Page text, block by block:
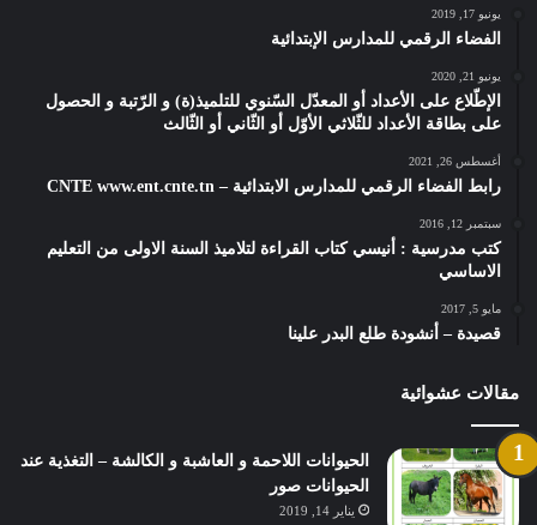
يونيو 17, 2019
الفضاء الرقمي للمدارس الإبتدائية
يونيو 21, 2020
الإطّلاع على الأعداد أو المعدّل السّنوي للتلميذ(ة) و الرّتبة و الحصول
على بطاقة الأعداد للثّلاثي الأوّل أو الثّاني أو الثّالث
أغسطس 26, 2021
رابط الفضاء الرقمي للمدارس الابتدائية – CNTE www.ent.cnte.tn
سبتمبر 12, 2016
كتب مدرسية : أنيسي كتاب القراءة لتلاميذ السنة الاولى من التعليم
الاساسي
مايو 5, 2017
قصيدة – أنشودة طلع البدر علينا
مقالات عشوائية
الحيوانات اللاحمة و العاشبة و الكالشة – التغذية عند
الحيوانات صور
يناير 14, 2019